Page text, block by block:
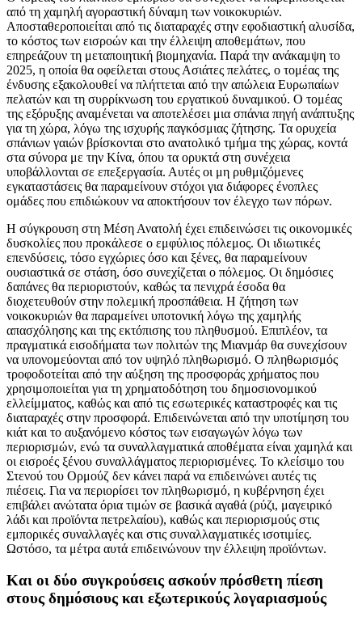
από τη χαμηλή αγοραστική δύναμη των νοικοκυριών.
Αποσταθεροποιείται από τις διαταραχές στην εφοδιαστική αλυσίδα,
το κόστος των εισροών και την έλλειψη αποθεμάτων, που
επηρεάζουν τη μεταποιητική βιομηχανία. Παρά την ανάκαμψη το
2025, η οποία θα οφείλεται στους Ασιάτες πελάτες, ο τομέας της
ένδυσης εξακολουθεί να πλήττεται από την απώλεια Ευρωπαίων
πελατών και τη συρρίκνωση του εργατικού δυναμικού. Ο τομέας
της εξόρυξης αναμένεται να αποτελέσει μια σπάνια πηγή ανάπτυξης
για τη χώρα, λόγω της ισχυρής παγκόσμιας ζήτησης. Τα ορυχεία
σπάνιων γαιών βρίσκονται στο ανατολικό τμήμα της χώρας, κοντά
στα σύνορα με την Κίνα, όπου τα ορυκτά στη συνέχεια
υποβάλλονται σε επεξεργασία. Αυτές οι μη ρυθμιζόμενες
εγκαταστάσεις θα παραμείνουν στόχοι για διάφορες ένοπλες
ομάδες που επιδιώκουν να αποκτήσουν τον έλεγχο των πόρων.
Η σύγκρουση στη Μέση Ανατολή έχει επιδεινώσει τις οικονομικές
δυσκολίες που προκάλεσε ο εμφύλιος πόλεμος. Οι ιδιωτικές
επενδύσεις, τόσο εγχώριες όσο και ξένες, θα παραμείνουν
ουσιαστικά σε στάση, όσο συνεχίζεται ο πόλεμος. Οι δημόσιες
δαπάνες θα περιοριστούν, καθώς τα πενιχρά έσοδα θα
διοχετευθούν στην πολεμική προσπάθεια. Η ζήτηση των
νοικοκυριών θα παραμείνει υποτονική λόγω της χαμηλής
απασχόλησης και της εκτόπισης του πληθυσμού. Επιπλέον, τα
πραγματικά εισοδήματα των πολιτών της Μιανμάρ θα συνεχίσουν
να υπονομεύονται από τον υψηλό πληθωρισμό. Ο πληθωρισμός
τροφοδοτείται από την αύξηση της προσφοράς χρήματος που
χρησιμοποιείται για τη χρηματοδότηση του δημοσιονομικού
ελλείμματος, καθώς και από τις εσωτερικές καταστροφές και τις
διαταραχές στην προσφορά. Επιδεινώνεται από την υποτίμηση του
κιάτ και το αυξανόμενο κόστος των εισαγωγών λόγω των
περιορισμών, ενώ τα συναλλαγματικά αποθέματα είναι χαμηλά και
οι εισροές ξένου συναλλάγματος περιορισμένες. Το κλείσιμο του
Στενού του Ορμούζ δεν κάνει παρά να επιδεινώνει αυτές τις
πιέσεις. Για να περιορίσει τον πληθωρισμό, η κυβέρνηση έχει
επιβάλει ανώτατα όρια τιμών σε βασικά αγαθά (ρύζι, μαγειρικό
λάδι και προϊόντα πετρελαίου), καθώς και περιορισμούς στις
εμπορικές συναλλαγές και στις συναλλαγματικές ισοτιμίες.
Ωστόσο, τα μέτρα αυτά επιδεινώνουν την έλλειψη προϊόντων.
Και οι δύο συγκρούσεις ασκούν πρόσθετη πίεση
στους δημόσιους και εξωτερικούς λογαριασμούς